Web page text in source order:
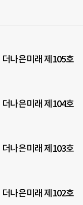
더나은미래 제105호
더나은미래 제104호
더나은미래 제103호
더나은미래 제102호